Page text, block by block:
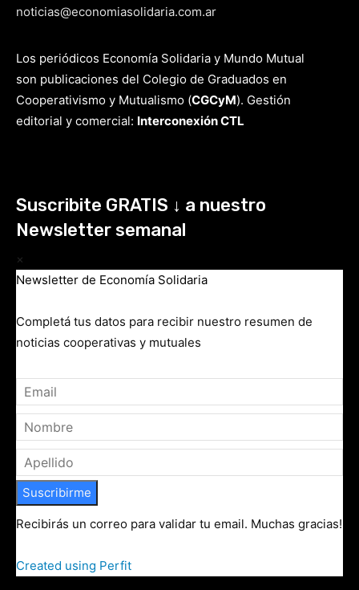
noticias@economiasolidaria.com.ar
Los periódicos Economía Solidaria y Mundo Mutual
son publicaciones del Colegio de Graduados en
Cooperativismo y Mutualismo (CGCyM). Gestión
editorial y comercial: Interconexión CTL
Suscribite GRATIS ↓ a nuestro
Newsletter semanal
×
Newsletter de Economía Solidaria
Completá tus datos para recibir nuestro resumen de
noticias cooperativas y mutuales
Suscribirme
Recibirás un correo para validar tu email. Muchas gracias!
Created using Perfit